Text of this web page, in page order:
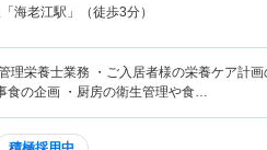
海老江駅」（徒歩3分）
理栄養士業務 ・ご入居者様の栄養ケア計画
食の企画 ・厨房の衛生管理や食…